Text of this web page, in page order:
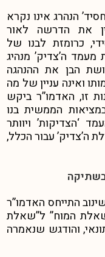
הנהרג אינו נקרא
את הדרשה לאור
כרומזת לבנו של
ה’צדיק’ מנהיג
הבן את ההנהגה
ואינה עניין של מה
זו, האדמו”ר ביקש
הממשית בנו
‘הצדיקות’ ויוותר
ה’צדיק’ עבור הכלל,
התייחס האדמו”ר
המוח” ל”שאלת
והודגש שנאמרה